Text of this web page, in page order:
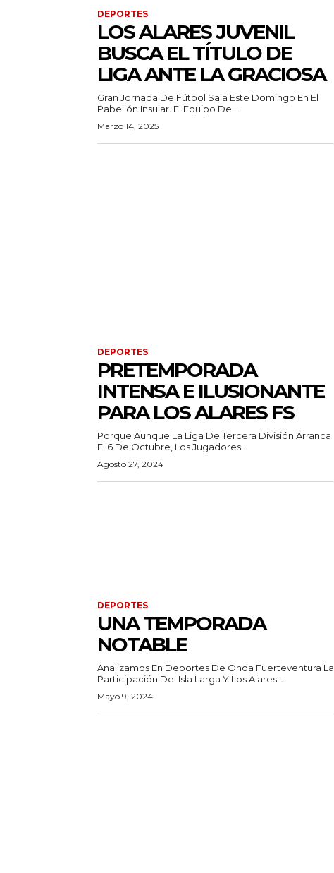
DEPORTES
LOS ALARES JUVENIL
BUSCA EL TÍTULO DE
LIGA ANTE LA GRACIOSA
Gran Jornada De Fútbol Sala Este Domingo En El
Pabellón Insular. El Equipo De...
Marzo 14, 2025
DEPORTES
PRETEMPORADA
INTENSA E ILUSIONANTE
PARA LOS ALARES FS
Porque Aunque La Liga De Tercera División Arranca
El 6 De Octubre, Los Jugadores...
Agosto 27, 2024
DEPORTES
UNA TEMPORADA
NOTABLE
Analizamos En Deportes De Onda Fuerteventura La
Participación Del Isla Larga Y Los Alares...
Mayo 9, 2024